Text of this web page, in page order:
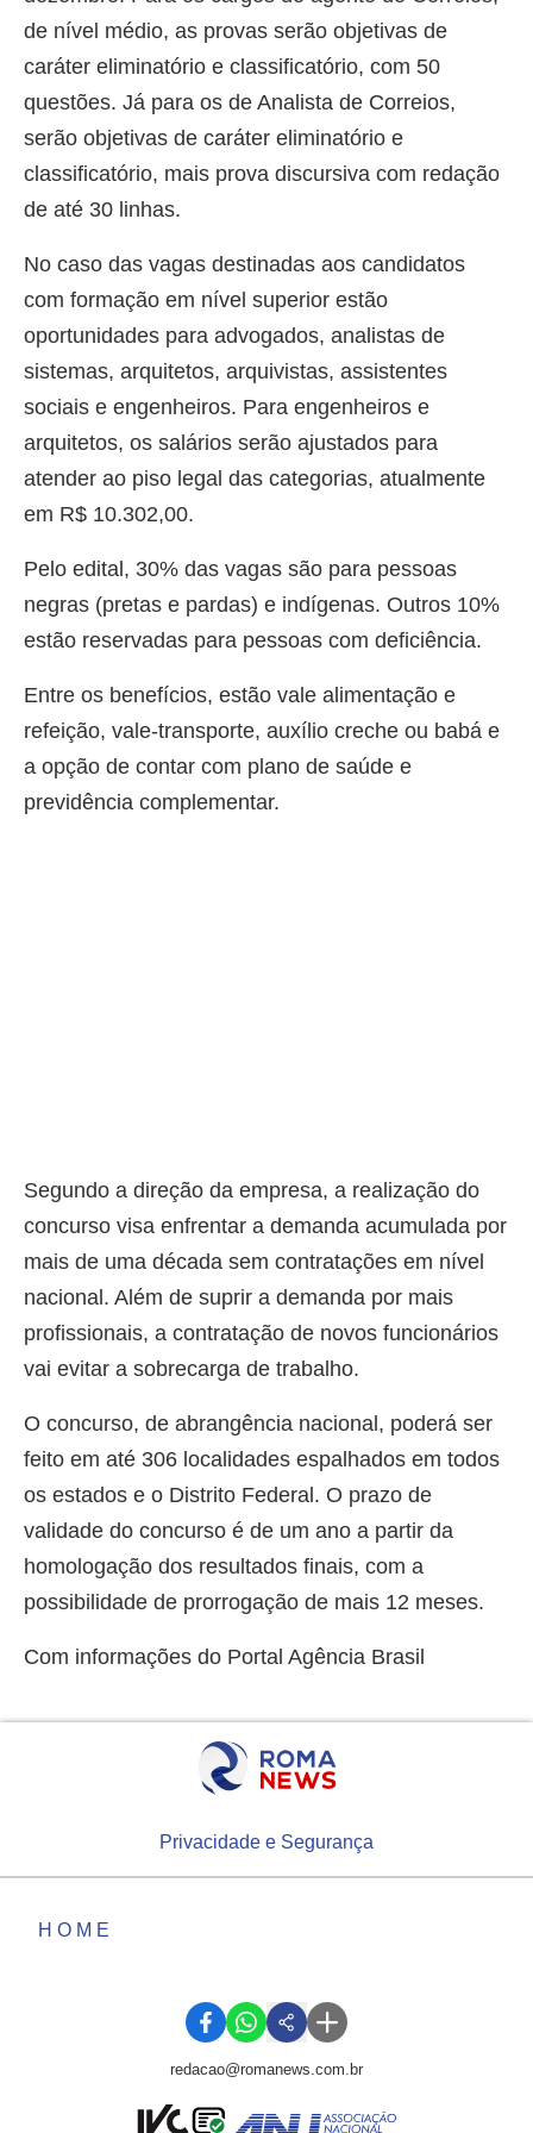
de nível médio, as provas serão objetivas de
caráter eliminatório e classificatório, com 50
questões. Já para os de Analista de Correios,
serão objetivas de caráter eliminatório e
classificatório, mais prova discursiva com redação
de até 30 linhas.
No caso das vagas destinadas aos candidatos
com formação em nível superior estão
oportunidades para advogados, analistas de
sistemas, arquitetos, arquivistas, assistentes
sociais e engenheiros. Para engenheiros e
arquitetos, os salários serão ajustados para
atender ao piso legal das categorias, atualmente
em R$ 10.302,00.
Pelo edital, 30% das vagas são para pessoas
negras (pretas e pardas) e indígenas. Outros 10%
estão reservadas para pessoas com deficiência.
Entre os benefícios, estão vale alimentação e
refeição, vale-transporte, auxílio creche ou babá e
a opção de contar com plano de saúde e
previdência complementar.
Segundo a direção da empresa, a realização do
concurso visa enfrentar a demanda acumulada por
mais de uma década sem contratações em nível
nacional. Além de suprir a demanda por mais
profissionais, a contratação de novos funcionários
vai evitar a sobrecarga de trabalho.
O concurso, de abrangência nacional, poderá ser
feito em até 306 localidades espalhados em todos
os estados e o Distrito Federal. O prazo de
validade do concurso é de um ano a partir da
homologação dos resultados finais, com a
possibilidade de prorrogação de mais 12 meses.
Com informações do Portal Agência Brasil
Privacidade e Segurança
HOME
redacao@romanews.com.br